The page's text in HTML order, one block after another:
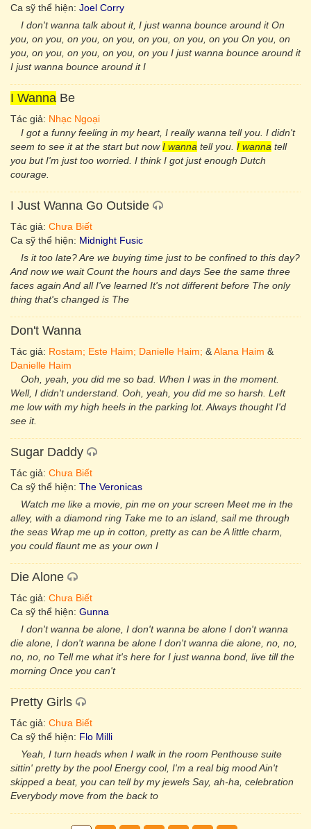
Ca sỹ thể hiện: Joel Corry
I don't wanna talk about it, I just wanna bounce around it On
you, on you, on you, on you, on you, on you, on you On you, on
you, on you, on you, on you, on you I just wanna bounce around it
I just wanna bounce around it I
I Wanna Be
Tác giả: Nhạc Ngoại
I got a funny feeling in my heart, I really wanna tell you. I didn't
seem to see it at the start but nowI wanna tell you. I wanna tell
you but I'm just too worried. I think I got just enough Dutch
courage.
I Just Wanna Go Outside
Tác giả: Chưa Biết
Ca sỹ thể hiện: Midnight Fusic
Is it too late? Are we buying time just to be confined to this day?
And now we wait Count the hours and days See the same three
faces again And all I've learned It's not different before The only
thing that's changed is The
Don't Wanna
Tác giả: Rostam; Este Haim; Danielle Haim; &Alana Haim &
Danielle Haim
Ooh, yeah, you did me so bad. When I was in the moment.
Well, I didn't understand. Ooh, yeah, you did me so harsh. Left
me low with my high heels in the parking lot. Always thought I'd
see it.
Sugar Daddy
Tác giả: Chưa Biết
Ca sỹ thể hiện: The Veronicas
Watch me like a movie, pin me on your screen Meet me in the
alley, with a diamond ring Take me to an island, sail me through
the seas Wrap me up in cotton, pretty as can be A little charm,
you could flaunt me as your own I
Die Alone
Tác giả: Chưa Biết
Ca sỹ thể hiện: Gunna
I don't wanna be alone, I don't wanna be alone I don't wanna
die alone, I don't wanna be alone I don't wanna die alone, no, no,
no, no, no Tell me what it's here for I just wanna bond, live till the
morning Once you can't
Pretty Girls
Tác giả: Chưa Biết
Ca sỹ thể hiện: Flo Milli
Yeah, I turn heads when I walk in the room Penthouse suite
sittin' pretty by the pool Energy cool, I'm a real big mood Ain't
skipped a beat, you can tell by my jewels Say, ah-ha, celebration
Everybody move from the back to